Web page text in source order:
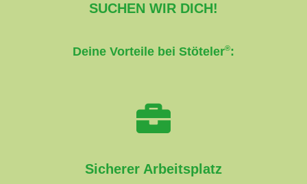
SUCHEN WIR DICH!
Deine Vorteile bei Stöteler®:
Sicherer Arbeitsplatz